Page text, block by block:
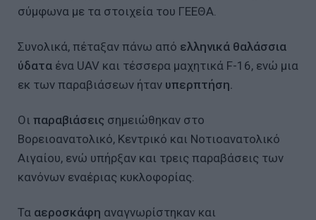
σύμφωνα με τα στοιχεία του ΓΕΕΘΑ.
Συνολικά, πέταξαν πάνω από ελληνικά θαλάσσια
ύδατα ένα UAV και τέσσερα μαχητικά F-16, ενώ μια
εκ των παραβιάσεων ήταν υπερπτήση.
Οι παραβιάσεις σημειώθηκαν στο
Βορειοανατολικό, Κεντρικό και Νοτιοανατολικό
Αιγαίου, ενώ υπήρξαν και τρεις παραβάσεις των
κανόνων εναέριας κυκλοφορίας.
Τα αεροσκάφη αναγνωρίστηκαν και